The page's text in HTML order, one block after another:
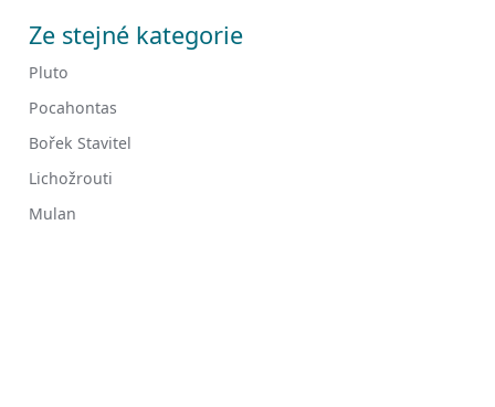
Ze stejné kategorie
Pluto
Pocahontas
Bořek Stavitel
Lichožrouti
Mulan